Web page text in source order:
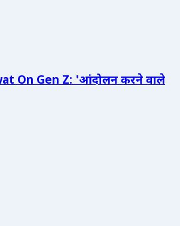
On Gen Z: 'आंदोलन करने वाले